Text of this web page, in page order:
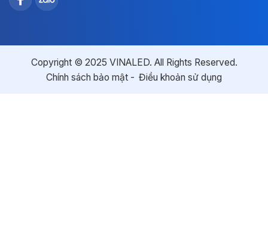
Copyright © 2025 VINALED. All Rights Reserved.
Chính sách bảo mật
Điều khoản sử dụng